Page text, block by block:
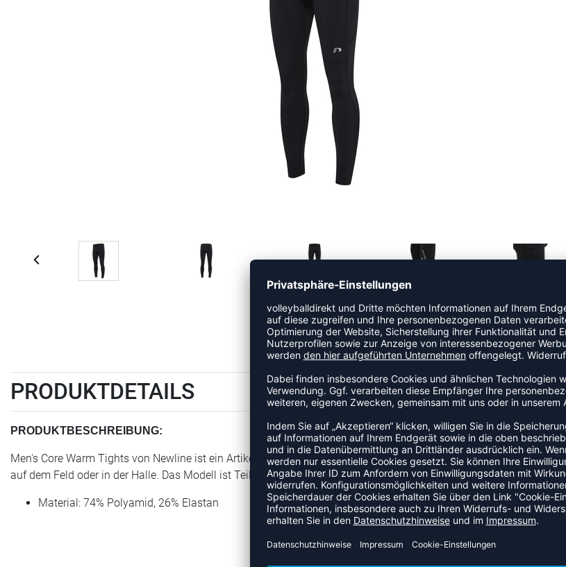
PRODUKTDETAILS
PRODUKTBESCHREIBUNG:
Men's Core Warm Tights von Newline ist ein Artikel der Kategorie Laufhose. Der bewegliche Schnitt begleitet jede
auf dem Feld oder in der Halle. Das Modell ist Teil der Newline Core-Kollektion.
Material: 74% Polyamid, 26% Elastan